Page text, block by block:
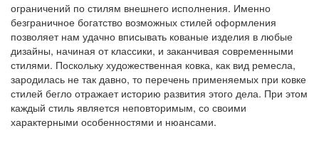
ограничений по стилям внешнего исполнения. Именно
безграничное богатство возможных стилей оформления
позволяет нам удачно вписывать кованые изделия в любые
дизайны, начиная от классики, и заканчивая современными
стилями. Поскольку художественная ковка, как вид ремесла,
зародилась не так давно, то перечень применяемых при ковке
стилей бегло отражает историю развития этого дела. При этом
каждый стиль является неповторимым, со своими
характерными особенностями и нюансами.